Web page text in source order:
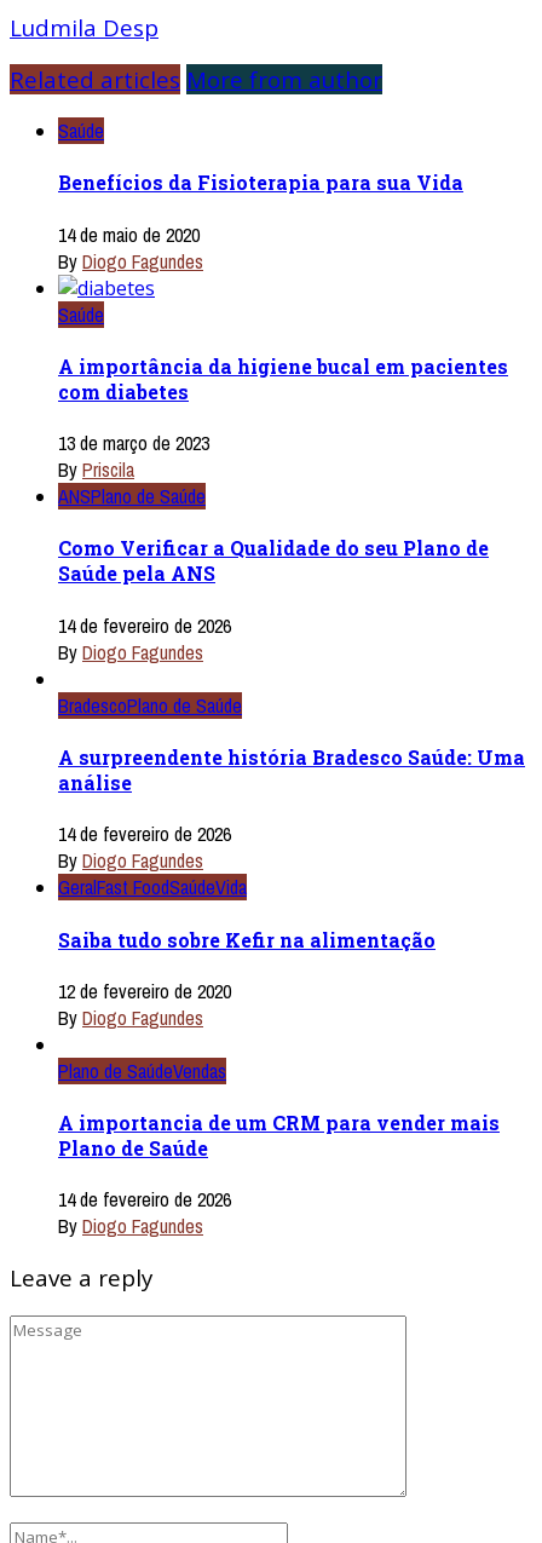
Ludmila Desp
Related articles More from author
Saúde
Benefícios da Fisioterapia para sua Vida
14 de maio de 2020
ByDiogo Fagundes
Saúde
A importância da higiene bucal em pacientes
com diabetes
13 de março de 2023
ByPriscila
ANSPlano de Saúde
Como Verificar a Qualidade do seu Plano de
Saúde pela ANS
14 de fevereiro de 2026
ByDiogo Fagundes
BradescoPlano de Saúde
A surpreendente história Bradesco Saúde: Uma
análise
14 de fevereiro de 2026
ByDiogo Fagundes
GeralFast FoodSaúdeVida
Saiba tudo sobre Kefir na alimentação
12 de fevereiro de 2020
ByDiogo Fagundes
Plano de SaúdeVendas
A importancia de um CRM para vender mais
Plano de Saúde
14 de fevereiro de 2026
ByDiogo Fagundes
Leave a reply